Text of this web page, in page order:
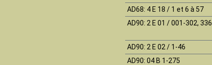
AD68: 4 E 18 / 1 et 6 à 57
AD90: 2 E 01 / 001-302, 336
AD90: 2 E 02 / 1-46
AD90: 04 B 1-275